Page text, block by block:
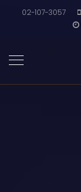
02-107-3057